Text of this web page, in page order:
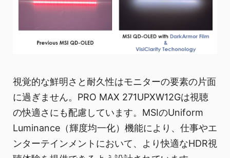
視覚的な鮮明さと耐久性はモニターの要素の片面
に過ぎません。PRO MAX 271UPXW12Gは視聴
の快適さにも配慮しています。MSIのUniform
Luminance（輝度均一化）機能により、仕事やエ
ンターテインメントにおいて、より快適なHDR視